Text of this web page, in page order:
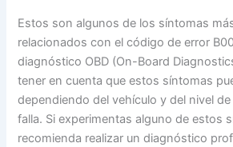
Estos son algunos de los síntomas
relacionados con el código de error
diagnóstico OBD (On-Board
tener en cuenta que estos síntomas
dependiendo del vehículo y del nivel
falla. Si experimentas alguno de estos
recomienda realizar un diagnóstico